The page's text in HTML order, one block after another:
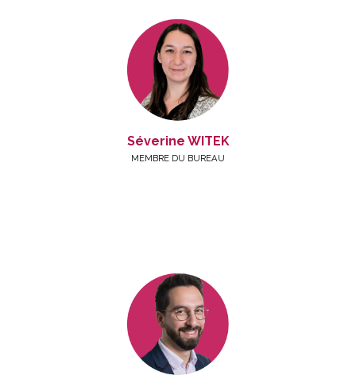
Séverine WITEK
MEMBRE DU BUREAU